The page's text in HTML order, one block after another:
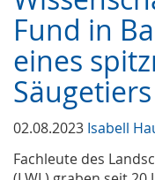
Fund in
eines
Säugetiers
02.08.2023 Isabell
Fachleute des